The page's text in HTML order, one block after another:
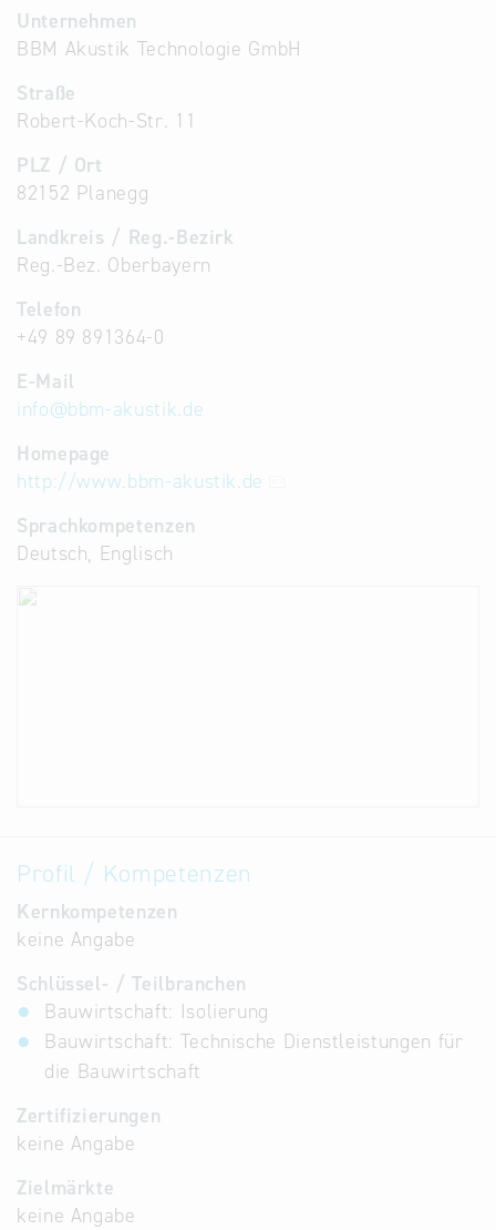
Unternehmen
BBM Akustik Technologie GmbH
Straße
Robert-Koch-Str. 11
PLZ / Ort
82152 Planegg
Landkreis / Reg.-Bezirk
Reg.-Bez. Oberbayern
Telefon
+49 89 891364-0
E-Mail
info@bbm-akustik.de
Homepage
http://www.bbm-akustik.de
Sprachkompetenzen
Deutsch, Englisch
Profil / Kompetenzen
Kernkompetenzen
keine Angabe
Schlüssel- / Teilbranchen
Bauwirtschaft: Isolierung
Bauwirtschaft: Technische Dienstleistungen für
die Bauwirtschaft
Zertifizierungen
keine Angabe
Zielmärkte
keine Angabe